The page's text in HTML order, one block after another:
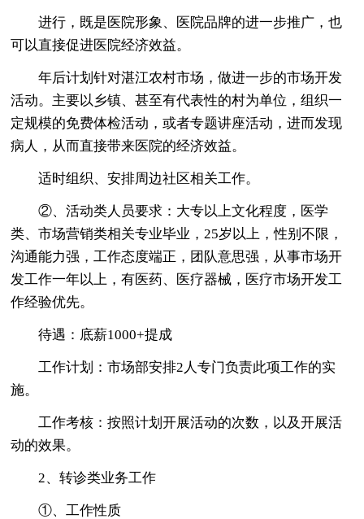
进行，既是医院形象、医院品牌的进一步推广，也
可以直接促进医院经济效益。
年后计划针对湛江农村市场，做进一步的市场开发
活动。主要以乡镇、甚至有代表性的村为单位，组织一
定规模的免费体检活动，或者专题讲座活动，进而发现
病人，从而直接带来医院的经济效益。
适时组织、安排周边社区相关工作。
②、活动类人员要求：大专以上文化程度，医学
类、市场营销类相关专业毕业，25岁以上，性别不限，
沟通能力强，工作态度端正，团队意思强，从事市场开
发工作一年以上，有医药、医疗器械，医疗市场开发工
作经验优先。
待遇：底薪1000+提成
工作计划：市场部安排2人专门负责此项工作的实
施。
工作考核：按照计划开展活动的次数，以及开展活
动的效果。
2、转诊类业务工作
①、工作性质